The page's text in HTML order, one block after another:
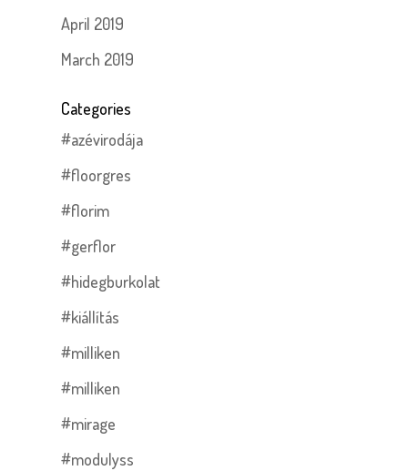
April 2019
March 2019
Categories
#azévirodája
#floorgres
#florim
#gerflor
#hidegburkolat
#kiállítás
#milliken
#milliken
#mirage
#modulyss